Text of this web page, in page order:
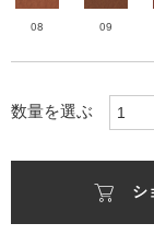
08 09
数量を選ぶ
シ